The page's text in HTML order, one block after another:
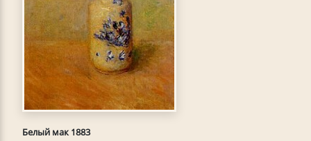
Белый мак 1883